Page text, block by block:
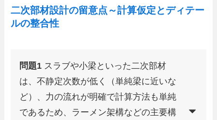
二次部材設計の留意点～計算仮定とディテー
ルの整合性
問題1 スラブや小梁といった二次部材
は、不静定次数が低く（単純梁に近いな
ど）、力の流れが明確で計算方法も単純
であるため、ラーメン架構などの主要構